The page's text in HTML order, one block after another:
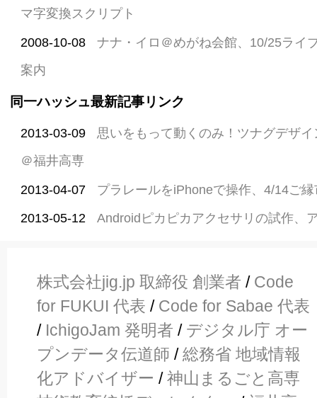
マ字変換スクリプト
2008-10-08
ナナ・イロ＠めがね会館、10/25ライ
案内
同一ハッシュ最新記事リンク
2013-03-09
思いをもって動くのみ！ツナグデザ
＠福井高専
2013-04-07 プラレールをiPhoneで操作、4/14ご
2013-05-12 Androidピカピカアクセサリの試作、
株式会社jig.jp 取締役 創業者 / Code
for FUKUI 代表 / Code for Sabae 代表
/ IchigoJam 発明者 / デジタル庁 オー
プンデータ伝道師 /総務省 地域情報
化アドバイザー /神山まるごと高専